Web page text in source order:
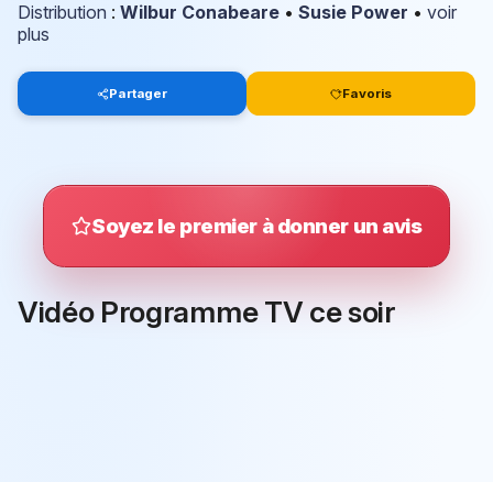
Distribution : Wilbur Conabeare • Susie Power • voir
plus
Partager Favoris
Soyez le premier à donner un avis
Vidéo Programme TV ce soir